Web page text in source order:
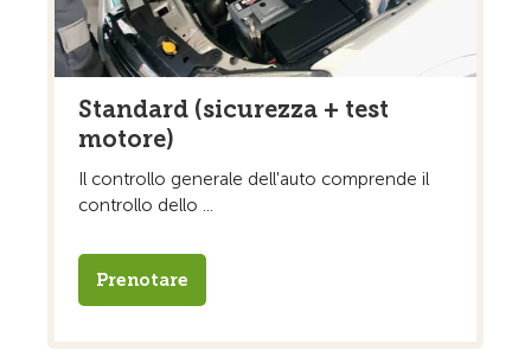
Standard (sicurezza + test
motore)
Il controllo generale dell'auto comprende il
controllo dello ...
Prenotare